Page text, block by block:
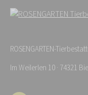
ROSENGARTEN-
Im Weilerlen 10 · 74321